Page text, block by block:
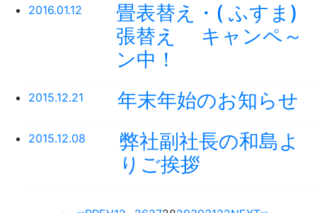
2016.01.12
畳表替え・( ふすま)
張替え キャンペ～
ン中！
2015.12.21 年末年始のお知らせ
2015.12.08
弊社副社長の和島よ
りご挨拶